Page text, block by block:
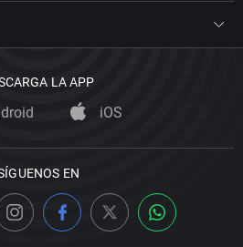
LA APP
iOS
EN